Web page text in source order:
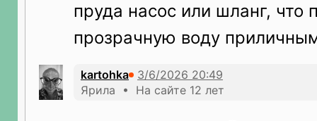
пруда насос или шланг, что
прозрачную воду
kartohka
Ярила • На сайте 12 лет